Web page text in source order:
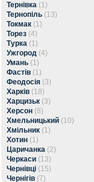
Тернівка (1)
Тернопіль (13)
Токмак (1)
Торез (4)
Турка (1)
Ужгород (4)
Умань (1)
Фастів (1)
Феодосія (3)
Харків (18)
Харцизьк (3)
Херсон (8)
Хмельницький (10)
Хмільник (1)
Хотин (1)
Царичанка (2)
Черкаси (13)
Чернівці (15)
Чернігів (7)